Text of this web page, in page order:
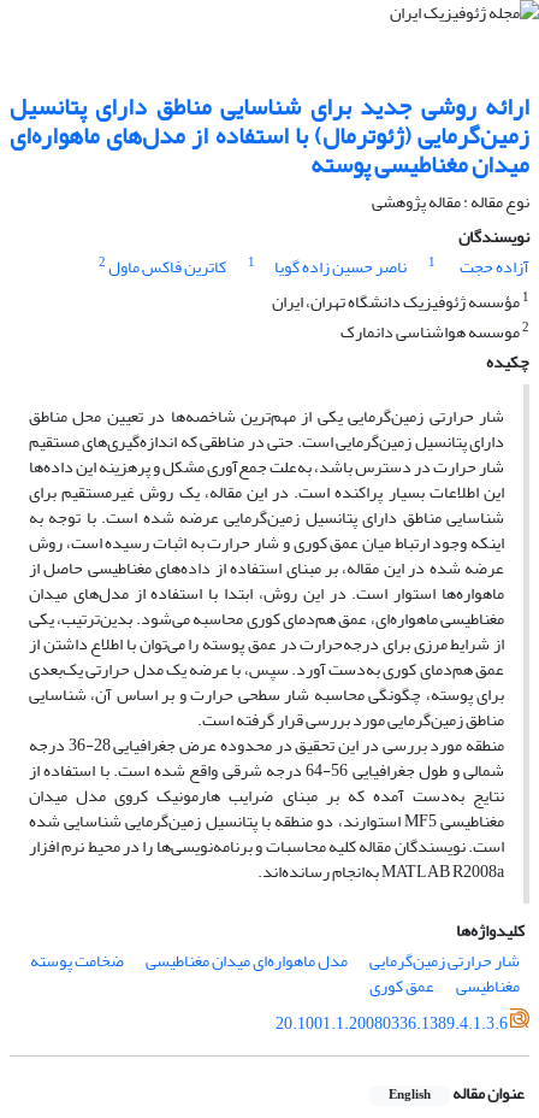
ارائه روشی جدید برای شناسایی مناطق دارای پتانسیل
زمین‌گرمایی (ژئوترمال) با استفاده از مدل‌های ماهواره‌ای
میدان مغناطیسی پوسته
نوع مقاله : مقاله پژوهشی‌
نویسندگان
آزاده حجت
1 ناصر حسین زاده گویا 1 کاترین فاکس ماول2
1مؤسسه ژئوفیزیک دانشگاه تهران، ایران
2موسسه هواشناسی دانمارک
چکیده
شار حرارتی زمین‌گرمایی یکی از مهم‌ترین شاخصه‌ها در تعیین محل مناطق
دارای پتانسیل زمین‌گرمایی است. حتی در مناطقی که اندازه‌گیری‌های مستقیم
شار حرارت در دسترس باشد، به‌‌علت جمع‌آوری مشکل و پرهزینه این داده‌ها
این اطلاعات بسیار پراکنده است. در این مقاله، یک روش غیرمستقیم برای
شناسایی مناطق دارای پتانسیل زمین‌گرمایی عرضه شده است. با توجه به
اینکه وجود ارتباط میان عمق کوری و شار حرارت به اثبات رسیده است، روش
عرضه شده در این مقاله، بر مبنای استفاده از داده‌های مغناطیسی حاصل از
ماهواره‌‌ها استوار است. در این روش، ابتدا با استفاده از مدل‌های میدان
مغناطیسی ماهواره‌ای، عمق هم‌دمای کوری محاسبه می‌شود. بدین‌ترتیب، یکی
از شرایط مرزی برای درجه‌حرارت در عمق پوسته را می‌توان با اطلاع داشتن از
عمق هم‌دمای کوری به‌دست آورد. سپس، با عرضه یک مدل حرارتی یک‌بعدی
برای پوسته، چگونگی محاسبه شار سطحی حرارت و بر اساس آن، شناسایی
مناطق زمین‌گرمایی مورد بررسی قرار گرفته است.
منطقه مورد بررسی در این تحقیق در محدوده عرض جغرافیایی 28-36 درجه
شمالی و طول جغرافیایی 56-64 درجه شرقی واقع شده است. با استفاده از
نتایج به‌دست آمده که بر مبنای ضرایب هارمونیک کروی مدل میدان
مغناطیسی MF5 استوارند، دو منطقه با پتانسیل زمین‌گرمایی شناسایی شده
است. نویسندگان مقاله کلیه محاسبات و برنامه‌نویسی‌ها را در محیط نرم افزار
MATLAB R2008a به‌انجام رسانده‌اند.
کلیدواژه‌ها
شار حرارتی زمین‌گرمایی
مدل ماهواره‌ای میدان مغناطیسی ضخامت پوسته
مغناطیسی
عمق کوری
20.1001.1.20080336.1389.4.1.3.6
عنوان مقاله English